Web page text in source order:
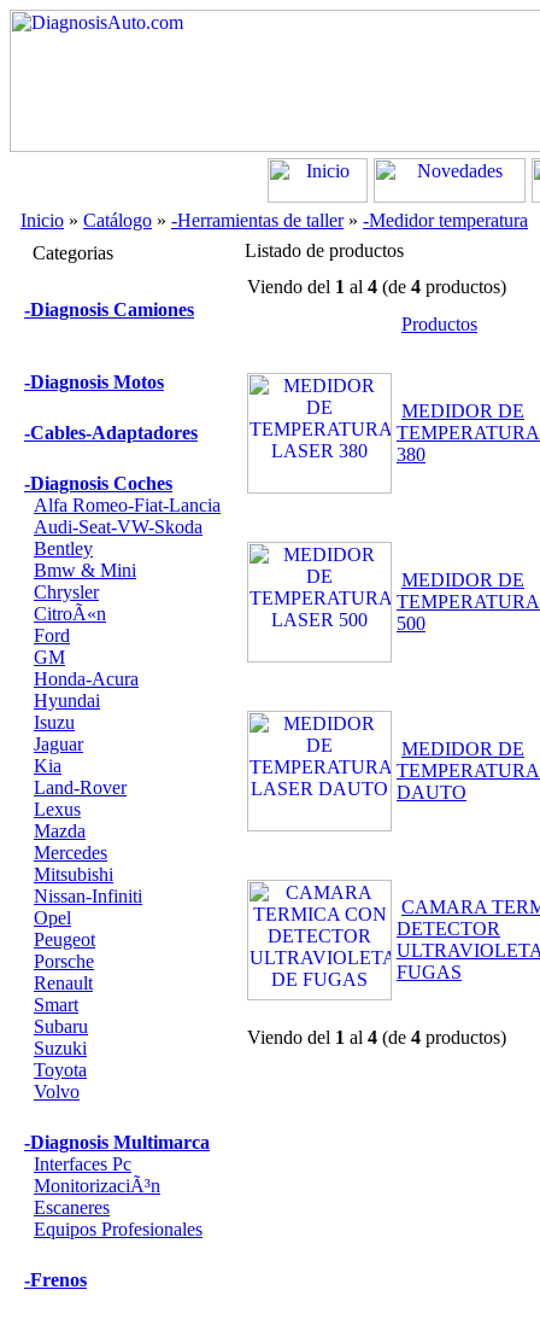
Inicio » Catálogo » -Herramientas de taller» -Medidor temperatura
Categorias
-Diagnosis Camiones
-Diagnosis Motos
-Cables-Adaptadores
-Diagnosis Coches
Alfa Romeo-Fiat-Lancia
Audi-Seat-VW-Skoda
Bentley
Bmw & Mini
Chrysler
CitroÃ«n
Ford
GM
Honda-Acura
Hyundai
Isuzu
Jaguar
Kia
Land-Rover
Lexus
Mazda
Mercedes
Mitsubishi
Nissan-Infiniti
Opel
Peugeot
Porsche
Renault
Smart
Subaru
Suzuki
Toyota
Volvo
-Diagnosis Multimarca
Interfaces Pc
MonitorizaciÃ³n
Escaneres
Equipos Profesionales
-Frenos
Listado de productos
Viendo del 1 al 4 (de 4 productos)
Productos
MEDIDOR DE
380
MEDIDOR DE
500
MEDIDOR DE
DAUTO
CAMARA
DETECTOR
FUGAS
Viendo del 1 al 4 (de 4 productos)